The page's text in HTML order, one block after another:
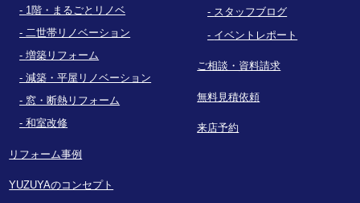
1階・まるごとリノベ
二世帯リノベーション
増築リフォーム
減築・平屋リノベーション
窓・断熱リフォーム
和室改修
リフォーム事例
YUZUYAのコンセプト
スタッフブログ
イベントレポート
ご相談・資料請求
無料見積依頼
来店予約